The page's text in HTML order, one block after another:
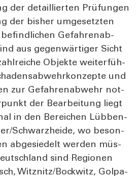
der detail­lier­ten Prü­fun­gen
der bis­her umge­setz­ten
Gefah­ren­ab­
aus gegen­wär­ti­ger Sicht
Objek­te wei­ter­füh­
und
zur Gefah­ren­ab­wehr not­
der Bear­bei­tung liegt
in den Berei­chen Lüb­ben­
Schwarzheide, wo beson­
abge­sie­delt wer­den müs­
sind Regio­nen
Witznitz/Bockwitz, Gol­pa-